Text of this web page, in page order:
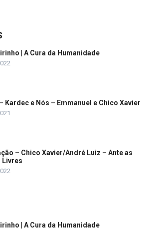
| A Cura da Humanidade
Kardec e Nós – Emmanuel e Chico Xavier
– Chico Xavier/André Luiz – Ante as
Livres
| A Cura da Humanidade